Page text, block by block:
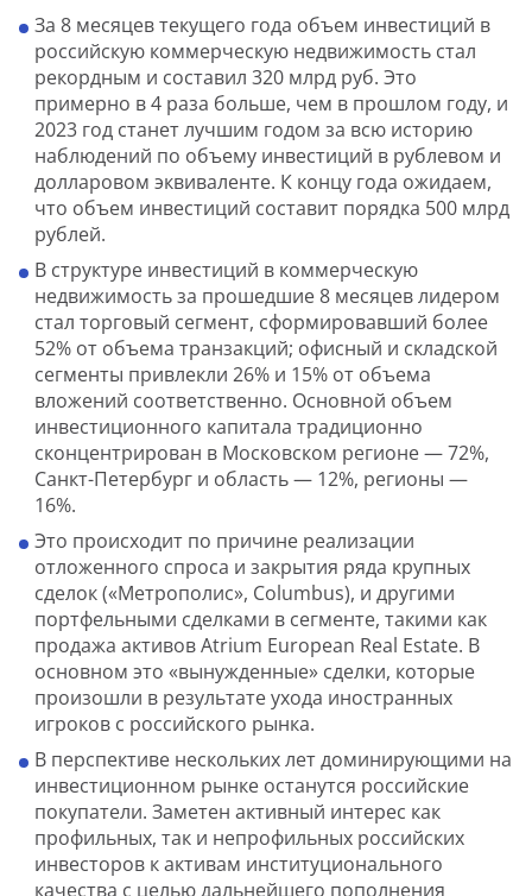
За 8 месяцев текущего года объем инвестиций в
российскую коммерческую недвижимость стал
рекордным и составил 320 млрд руб. Это
примерно в 4 раза больше, чем в прошлом году, и
2023 год станет лучшим годом за всю историю
наблюдений по объему инвестиций в рублевом и
долларовом эквиваленте. К концу года ожидаем,
что объем инвестиций составит порядка 500 млрд
рублей.
В структуре инвестиций в коммерческую
недвижимость за прошедшие 8 месяцев лидером
стал торговый сегмент, сформировавший более
52% от объема транзакций; офисный и складской
сегменты привлекли 26% и 15% от объема
вложений соответственно. Основной объем
инвестиционного капитала традиционно
сконцентрирован в Московском регионе — 72%,
Санкт-Петербург и область — 12%, регионы —
16%.
Это происходит по причине реализации
отложенного спроса и закрытия ряда крупных
сделок («Метрополис», Columbus), и другими
портфельными сделками в сегменте, такими как
продажа активов Atrium European Real Estate. В
основном это «вынужденные» сделки, которые
произошли в результате ухода иностранных
игроков с российского рынка.
В перспективе нескольких лет доминирующими на
инвестиционном рынке останутся российские
покупатели. Заметен активный интерес как
профильных, так и непрофильных российских
инвесторов к активам институционального
качества с целью дальнейшего пополнения